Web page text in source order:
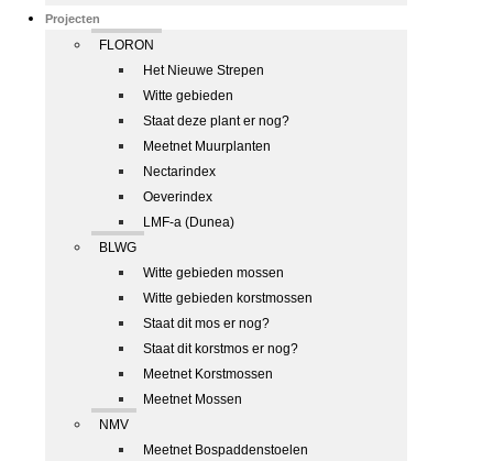
Projecten
FLORON
Het Nieuwe Strepen
Witte gebieden
Staat deze plant er nog?
Meetnet Muurplanten
Nectarindex
Oeverindex
LMF-a (Dunea)
BLWG
Witte gebieden mossen
Witte gebieden korstmossen
Staat dit mos er nog?
Staat dit korstmos er nog?
Meetnet Korstmossen
Meetnet Mossen
NMV
Meetnet Bospaddenstoelen